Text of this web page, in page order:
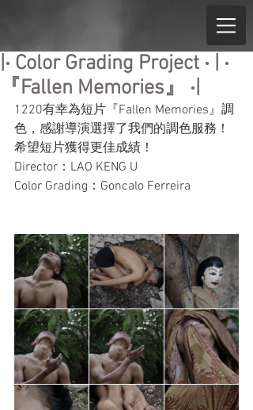
|‧ Color Grading Project ‧ | ‧
『Fallen Memories』 ‧|
1220有幸為短片『Fallen Memories』調
色，感謝導演選擇了我們的調色服務！
希望短片獲得更佳成績！
Director：LAO KENG U
Color Grading：Goncalo Ferreira